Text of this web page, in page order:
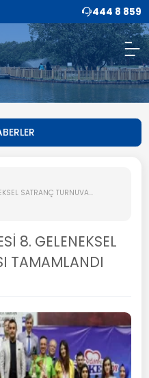
444 8 859
SATRANÇ TURNUVA...
8. GELENEKSEL
TAMAMLANDI